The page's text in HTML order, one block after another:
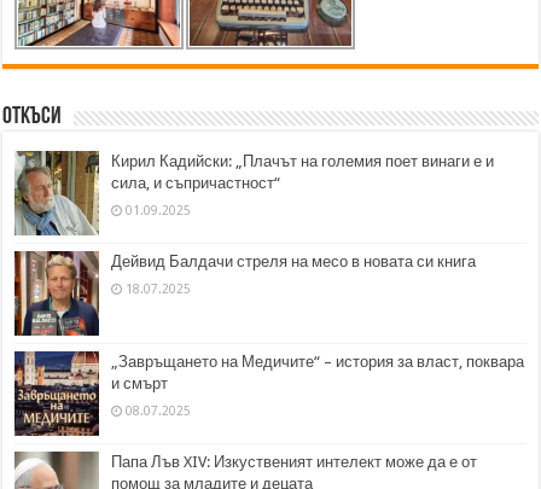
Откъси
Кирил Кадийски: „Плачът на големия поет винаги е и
сила, и съпричастност“
01.09.2025
Дейвид Балдачи стреля на месо в новата си книга
18.07.2025
„Завръщането на Медичите“ – история за власт, поквара
и смърт
08.07.2025
Папа Лъв XIV: Изкуственият интелект може да е от
помощ за младите и децата